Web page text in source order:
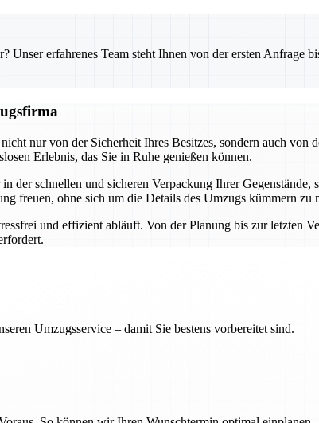
Unser erfahrenes Team steht Ihnen von der ersten Anfrage
nur von der Sicherheit Ihres Besitzes, sondern auch
Erlebnis, das Sie in Ruhe genießen können.
der schnellen und sicheren Verpackung Ihrer
freuen, ohne sich um die Details des Umzugs kümmern zu
und effizient abläuft. Von der Planung bis zur letzten
Umzugsservice – damit Sie bestens vorbereitet sind.